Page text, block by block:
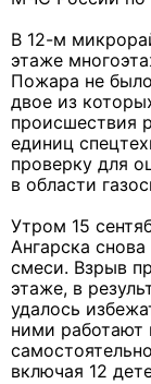
В 12-м
этаже
Пожара не
двое из
происшествия
единиц
проверку для
в области
Утром 15
Ангарска
смеси. Взрыв
этаже, в
удалось
ними работают
включая 12